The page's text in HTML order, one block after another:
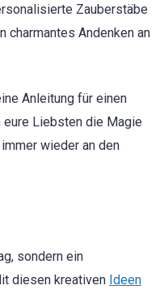
Zauberstäbe
Andenken an
Anleitung für einen
eure Liebsten die Magie
wieder an den
sondern ein
diesen kreativen Ideen